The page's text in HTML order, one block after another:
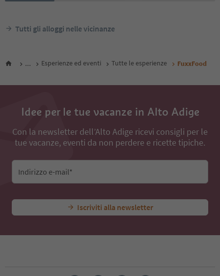
Tutti gli alloggi nelle vicinanze
... Esperienze ed eventi Tutte le esperienze FuxxFood
Idee per le tue vacanze in Alto Adige
Con la newsletter dell’Alto Adige ricevi consigli per le
tue vacanze, eventi da non perdere e ricette tipiche.
Indirizzo e-mail*
Iscriviti alla newsletter